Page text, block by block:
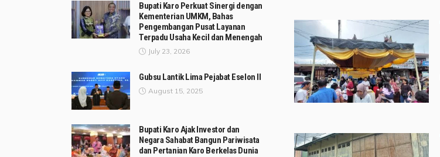
Bupati Karo Perkuat Sinergi dengan
Kementerian UMKM, Bahas
Pengembangan Pusat Layanan
Terpadu Usaha Kecil dan Menengah
July 23, 2026
Gubsu Lantik Lima Pejabat Eselon II
August 15, 2025
Bupati Karo Ajak Investor dan
Negara Sahabat Bangun Pariwisata
dan Pertanian Karo Berkelas Dunia